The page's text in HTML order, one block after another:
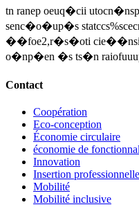
tn ranep oeuq�cii
senc�o�up�s
��foe2,r�s�oti cie��nsi
o�np�en �s ts�n
Contact
Coopération
Eco-conception
Économie circulaire
économie de
Innovation
Insertion professionnelle
Mobilité
Mobilité inclusive